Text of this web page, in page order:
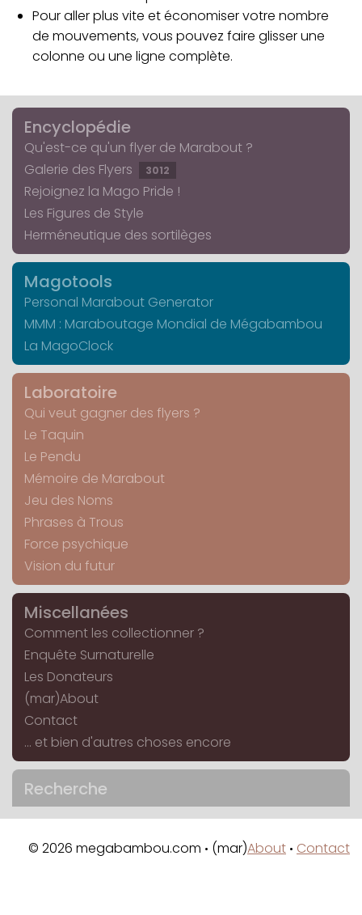
Pour aller plus vite et économiser votre nombre
de mouvements, vous pouvez faire glisser une
colonne ou une ligne complète.
Encyclopédie
Qu'est-ce qu'un flyer de Marabout ?
Galerie des Flyers
3012
Rejoignez la Mago Pride !
Les Figures de Style
Herméneutique des sortilèges
Magotools
Personal Marabout Generator
MMM : Maraboutage Mondial de Mégabambou
La MagoClock
Laboratoire
Qui veut gagner des flyers ?
Le Taquin
Le Pendu
Mémoire de Marabout
Jeu des Noms
Phrases à Trous
Force psychique
Vision du futur
Miscellanées
Comment les collectionner ?
Enquête Surnaturelle
Les Donateurs
(mar)About
Contact
... et bien d'autres choses encore
Recherche
© 2026 megabambou.com • (mar)About • Contact